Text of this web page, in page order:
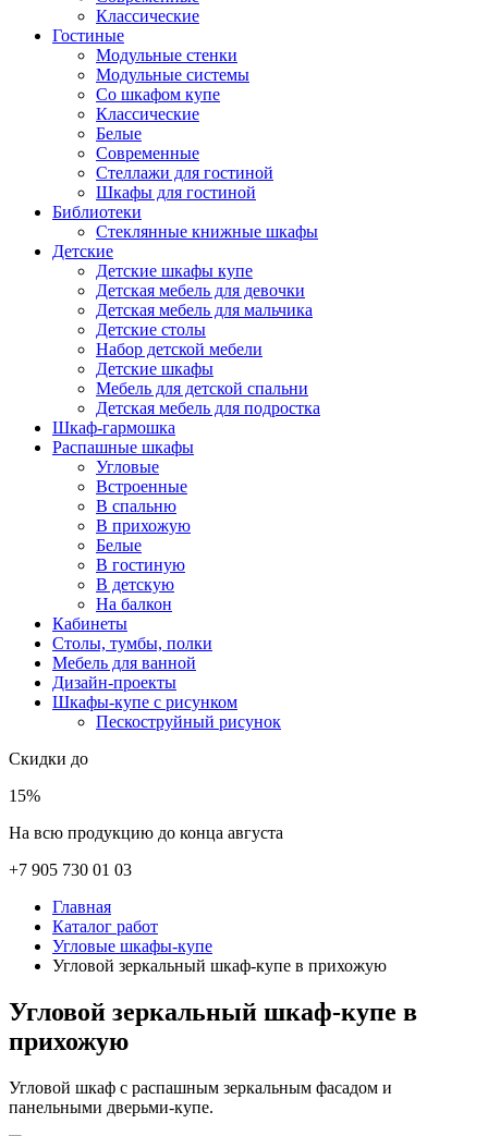
Классические
Гостиные
Модульные стенки
Модульные системы
Со шкафом купе
Классические
Белые
Современные
Стеллажи для гостиной
Шкафы для гостиной
Библиотеки
Стеклянные книжные шкафы
Детские
Детские шкафы купе
Детская мебель для девочки
Детская мебель для мальчика
Детские столы
Набор детской мебели
Детские шкафы
Мебель для детской спальни
Детская мебель для подростка
Шкаф-гармошка
Распашные шкафы
Угловые
Встроенные
В спальню
В прихожую
Белые
В гостиную
В детскую
На балкон
Кабинеты
Столы, тумбы, полки
Мебель для ванной
Дизайн-проекты
Шкафы-купе с рисунком
Пескоструйный рисунок
Скидки до
15%
На всю продукцию до конца августа
+7 905 730 01 03
Главная
Каталог работ
Угловые шкафы-купе
Угловой зеркальный шкаф-купе в прихожую
Угловой зеркальный шкаф-купе в
прихожую
Угловой шкаф с распашным зеркальным фасадом и
панельными дверьми-купе.